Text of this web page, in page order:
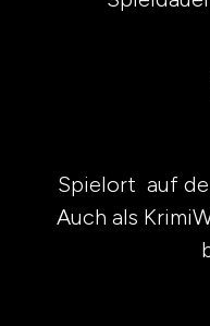
Spielort auf
Auch als